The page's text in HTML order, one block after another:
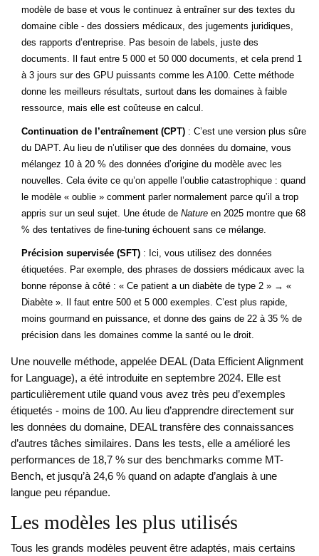
modèle de base et vous le continuez à entraîner sur des textes du
domaine cible - des dossiers médicaux, des jugements juridiques,
des rapports d’entreprise. Pas besoin de labels, juste des
documents. Il faut entre 5 000 et 50 000 documents, et cela prend 1
à 3 jours sur des GPU puissants comme les A100. Cette méthode
donne les meilleurs résultats, surtout dans les domaines à faible
ressource, mais elle est coûteuse en calcul.
Continuation de l’entraînement (CPT) : C’est une version plus sûre
du DAPT. Au lieu de n’utiliser que des données du domaine, vous
mélangez 10 à 20 % des données d’origine du modèle avec les
nouvelles. Cela évite ce qu’on appelle l’oublie catastrophique : quand
le modèle « oublie » comment parler normalement parce qu’il a trop
appris sur un seul sujet. Une étude de Nature en 2025 montre que 68
% des tentatives de fine-tuning échouent sans ce mélange.
Précision supervisée (SFT) : Ici, vous utilisez des données
étiquetées. Par exemple, des phrases de dossiers médicaux avec la
bonne réponse à côté : « Ce patient a un diabète de type 2 » → «
Diabète ». Il faut entre 500 et 5 000 exemples. C’est plus rapide,
moins gourmand en puissance, et donne des gains de 22 à 35 % de
précision dans les domaines comme la santé ou le droit.
Une nouvelle méthode, appelée DEAL (Data Efficient Alignment
for Language), a été introduite en septembre 2024. Elle est
particulièrement utile quand vous avez très peu d’exemples
étiquetés - moins de 100. Au lieu d’apprendre directement sur
les données du domaine, DEAL transfère des connaissances
d’autres tâches similaires. Dans les tests, elle a amélioré les
performances de 18,7 % sur des benchmarks comme MT-
Bench, et jusqu’à 24,6 % quand on adapte d’anglais à une
langue peu répandue.
Les modèles les plus utilisés
Tous les grands modèles peuvent être adaptés, mais certains